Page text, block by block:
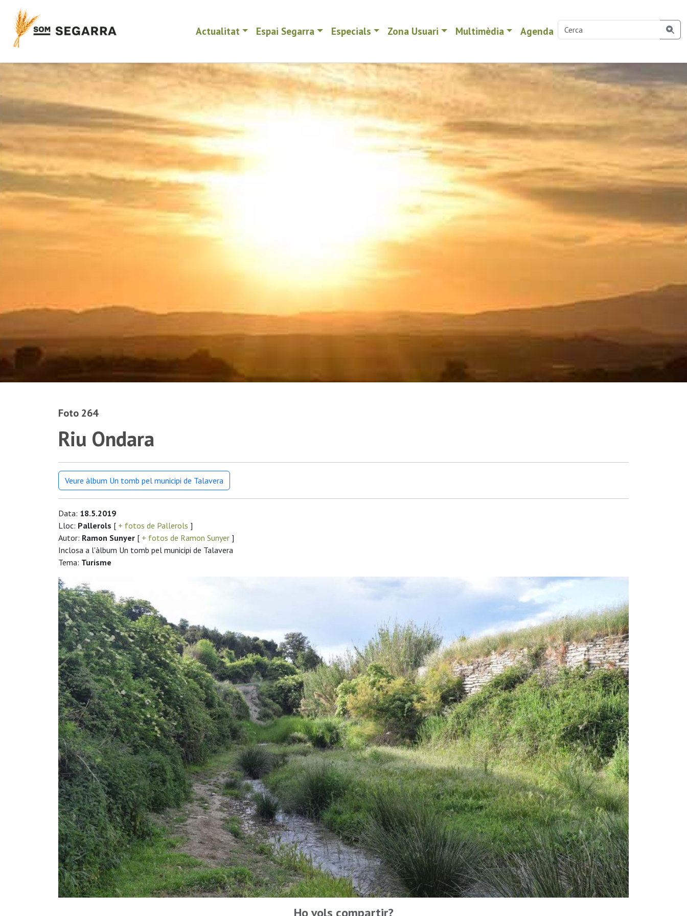
Actualitat Espai Segarra Especials Zona Usuari Multimèdia Agenda
Foto 264
Riu Ondara
Veure àlbum Un tomb pel municipi de Talavera
Data: 18.5.2019
Lloc: Pallerols [ + fotos de Pallerols ]
Autor: Ramon Sunyer [ + fotos de Ramon Sunyer ]
Inclosa a l'àlbum Un tomb pel municipi de Talavera
Tema: Turisme
Ho vols compartir?